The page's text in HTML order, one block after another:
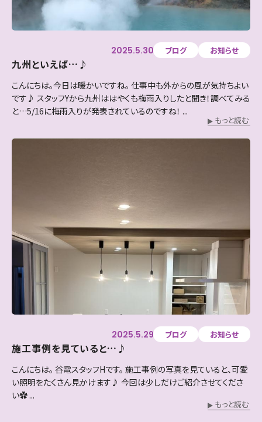
九州といえば…♪
2025.5.30 ブログ お知らせ
こんにちは。今日は暖かいですね。 仕事中も外からの風が気持ちよい
です♪ スタッフYから九州ははやくも梅雨入りしたと聞き！調べてみる
と…5/16に梅雨入りが発表されているのですね！ ...
もっと読む
施工事例を見ていると…♪
2025.5.29 ブログ お知らせ
こんにちは。 谷電スタッフHです。 施工事例の写真を見ていると、可愛
い照明をたくさん見かけます♪ 今回は少しだけご紹介させてくださ
い✿ ...
もっと読む